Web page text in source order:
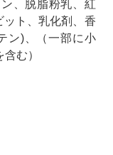
、脱脂粉乳、紅
ット、乳化剤、香
ン)、（一部に小
む）